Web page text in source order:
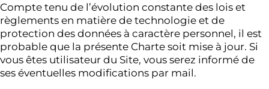
Compte tenu de l’évolution constante des lois et
règlements en matière de technologie et de
protection des données à caractère personnel, il est
probable que la présente Charte soit mise à jour. Si
vous êtes utilisateur du Site, vous serez informé de
ses éventuelles modifications par mail.